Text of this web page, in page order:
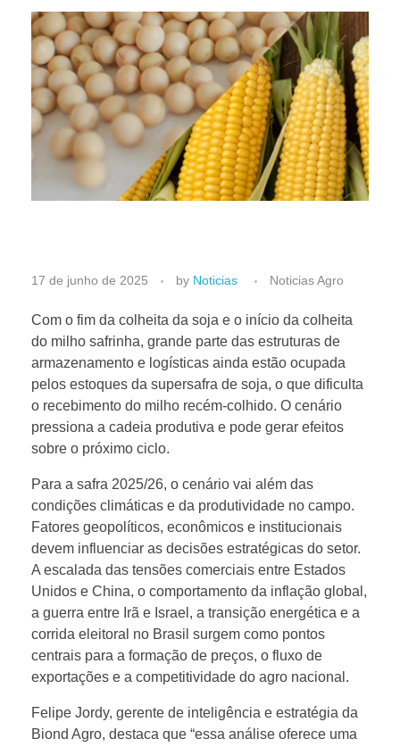
S
a
f
r
a
2
5
/
2
6
17 de junho de 2025 by Noticias Noticias Agro
Com o fim da colheita da soja e o início da colheita
do milho safrinha, grande parte das estruturas de
armazenamento e logísticas ainda estão ocupada
pelos estoques da supersafra de soja, o que dificulta
o recebimento do milho recém-colhido. O cenário
pressiona a cadeia produtiva e pode gerar efeitos
sobre o próximo ciclo.
Para a safra 2025/26, o cenário vai além das
condições climáticas e da produtividade no campo.
Fatores geopolíticos, econômicos e institucionais
devem influenciar as decisões estratégicas do setor.
A escalada das tensões comerciais entre Estados
Unidos e China, o comportamento da inflação global,
a guerra entre Irã e Israel, a transição energética e a
corrida eleitoral no Brasil surgem como pontos
centrais para a formação de preços, o fluxo de
exportações e a competitividade do agro nacional.
Felipe Jordy, gerente de inteligência e estratégia da
Biond Agro, destaca que “essa análise oferece uma